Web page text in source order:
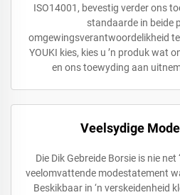
ISO14001, bevestig verder ons
standaarde in beide
omgewingsverantwoordelikheid
YOUKI kies, kies u ’n produk wat
en ons toewyding aan
Veelsydige
Die Dik Gebreide Borsie is nie net
veelomvattende modestatement
Beskikbaar in ‘n verskeidenheid